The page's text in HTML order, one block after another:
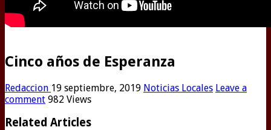
Cinco años de Esperanza
Redaccion 19 septiembre, 2019 Noticias Locales Leave a
comment 982 Views
Related Articles